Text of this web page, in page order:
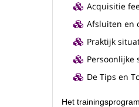
Acquisitie
Afsluiten en
Praktijk
Persoonlijke
De Tips en
Het